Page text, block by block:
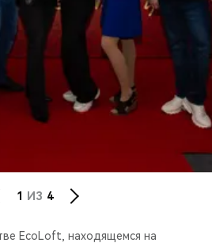
1 ИЗ 4
EcoLoft, находящемся на